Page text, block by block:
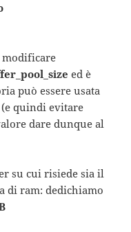
ed è
può essere usata
quindi evitare
dare dunque al
su cui risiede sia il
di ram: dedichiamo